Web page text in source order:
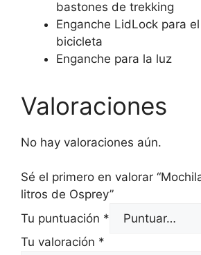
bastones de trekking
Enganche LidLock para
bicicleta
Enganche para la luz
Valoraciones
No hay valoraciones aún.
Sé el primero en valorar
litros de Osprey”
Tu puntuación *
Tu valoración *